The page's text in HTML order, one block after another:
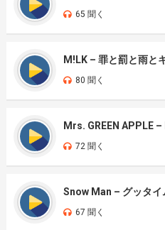
65 聞く
M!LK – 罪と罰と雨と
80 聞く
Mrs. GREEN APPLE
72 聞く
Snow Man – グッタイ
67 聞く